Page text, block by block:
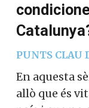
PUNTS CLAU
En aquesta
allò que és